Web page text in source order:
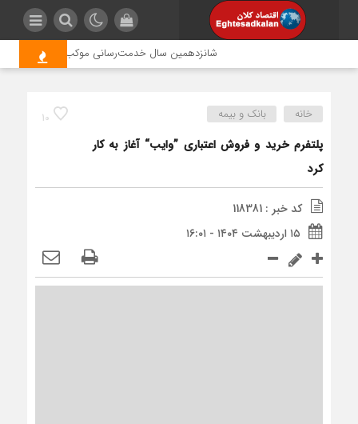
شانزدهمین سال خدمت‌رسانی موکب امام رضا (ع)
10 خانه بانک و بیمه
پلتفرم خرید و فروش اعتباری ”وایب“ آغاز به کار
کرد
کد خبر : 118381
۱۵ اردیبهشت ۱۴۰۴ - ۱۶:۰۱